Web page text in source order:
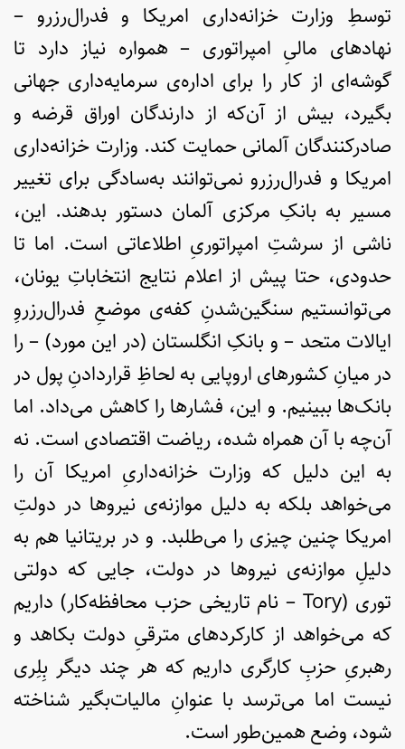
توسطِ وزارت خزانه‌داری امریکا و فدرال‌رزرو –
نهادهای مالیِ امپراتوری – همواره نیاز دارد تا
گوشه‌ای از کار را برای اداره‌ی سرمایه‌داری جهانی
بگیرد، بیش از آن‌که از دارندگان اوراق قرضه و
‌صادرکنندگان آلمانی حمایت‌ کند. وزارت خزانه‌داری
امریکا و فدرال‌رزرو نمی‌توانند به‌سادگی برای تغییر
مسیر به بانکِ مرکزی آلمان دستور بدهند. این،
ناشی از سرشتِ امپراتوریِ اطلاعاتی است. اما تا
حدودی، حتا پیش از اعلام نتایج انتخاباتِ یونان،
می‌توانستیم سنگین‌شدنِ کفه‌ی موضعِ فدرال‌رزروِ
ایالات متحد – و بانکِ انگلستان (در این مورد) – را
در میانِ کشورهای اروپایی به لحاظِ قراردادنِ پول در
بانک‌ها ببینیم. و این، فشارها را کاهش می‌داد. اما
آن‌چه با آن همراه شده، ریاضت اقتصادی است. نه
به این دلیل که وزارت خزانه‌داریِ امریکا آن را
می‌خواهد بلکه به دلیل موازنه‌ی نیروها در دولتِ
امریکا چنین چیزی را می‌طلبد. و در بریتانیا هم به
دلیلِ موازنه‌ی نیروها در دولت، جایی که دولتی
توری (Tory – نام تاریخی حزب محافظه‌کار) داریم
که می‌خواهد از کارکردهای مترقیِ دولت بکاهد و
رهبریِ حزبِ کارگری داریم که هر چند دیگر بِلِری
نیست اما می‌ترسد با عنوانِ مالیات‌بگیر شناخته
شود، وضع همین‌طور است.